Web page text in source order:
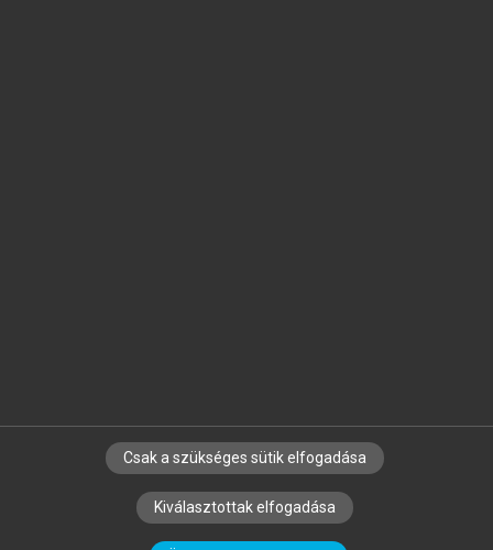
SZERZŐKNEK CÉGEKNEK KÖNYVTÁROSOKNAK
SZERKESZTÉSI ÉS LEKTORÁLÁSI ALAPELVEK
Csak a szükséges sütik elfogadása
Kiválasztottak elfogadása